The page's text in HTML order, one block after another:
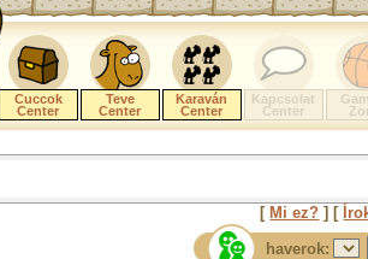
Cuccok
Center
Teve
Center
Karaván
Center
Kapcsolat
Center
[ Mi ez? ] [
haverok: